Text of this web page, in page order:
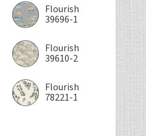
Flourish
39696-1
Flourish
39610-2
Flourish
78221-1